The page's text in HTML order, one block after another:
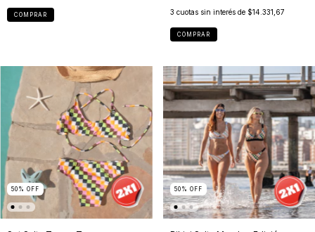
COMPRAR
3 cuotas sin interés de $14.331,67
COMPRAR
50 % OFF 50 % OFF